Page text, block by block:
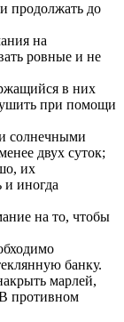
продолжать до
на
ровные и не
в них
при помощи
солнечными
двух суток;
их
иногда
на то, чтобы
банку.
марлей,
противном